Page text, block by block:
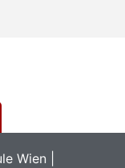
Wien |